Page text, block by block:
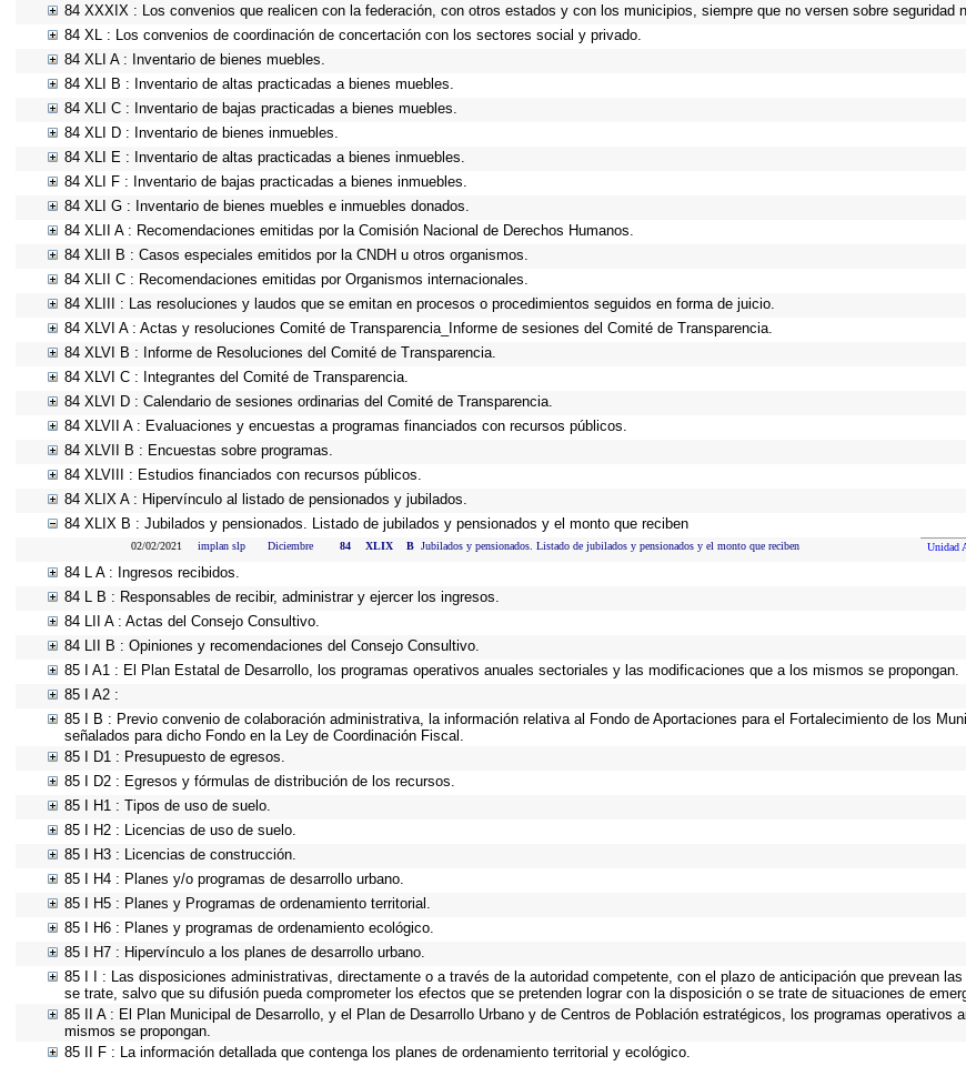
84 XXXIX : Los convenios que realicen con la federación, con otros estados y con los municipios, siempre que no versen sobre seguridad
84 XL : Los convenios de coordinación de concertación con los sectores social y privado.
84 XLI A : Inventario de bienes muebles.
84 XLI B : Inventario de altas practicadas a bienes muebles.
84 XLI C : Inventario de bajas practicadas a bienes muebles.
84 XLI D : Inventario de bienes inmuebles.
84 XLI E : Inventario de altas practicadas a bienes inmuebles.
84 XLI F : Inventario de bajas practicadas a bienes inmuebles.
84 XLI G : Inventario de bienes muebles e inmuebles donados.
84 XLII A : Recomendaciones emitidas por la Comisión Nacional de Derechos Humanos.
84 XLII B : Casos especiales emitidos por la CNDH u otros organismos.
84 XLII C : Recomendaciones emitidas por Organismos internacionales.
84 XLIII : Las resoluciones y laudos que se emitan en procesos o procedimientos seguidos en forma de juicio.
84 XLVI A : Actas y resoluciones Comité de Transparencia_Informe de sesiones del Comité de Transparencia.
84 XLVI B : Informe de Resoluciones del Comité de Transparencia.
84 XLVI C : Integrantes del Comité de Transparencia.
84 XLVI D : Calendario de sesiones ordinarias del Comité de Transparencia.
84 XLVII A : Evaluaciones y encuestas a programas financiados con recursos públicos.
84 XLVII B : Encuestas sobre programas.
84 XLVIII : Estudios financiados con recursos públicos.
84 XLIX A : Hipervínculo al listado de pensionados y jubilados.
84 XLIX B : Jubilados y pensionados. Listado de jubilados y pensionados y el monto que reciben
02/02/2021 implan slp Diciembre 84 XLIX B Jubilados y pensionados. Listado de jubilados y pensionados y el monto que reciben Unidad
84 L A : Ingresos recibidos.
84 L B : Responsables de recibir, administrar y ejercer los ingresos.
84 LII A : Actas del Consejo Consultivo.
84 LII B : Opiniones y recomendaciones del Consejo Consultivo.
85 I A1 : El Plan Estatal de Desarrollo, los programas operativos anuales sectoriales y las modificaciones que a los mismos se propongan.
85 I A2 :
85 I B : Previo convenio de colaboración administrativa, la información relativa al Fondo de Aportaciones para el Fortalecimiento de los
señalados para dicho Fondo en la Ley de Coordinación Fiscal.
85 I D1 : Presupuesto de egresos.
85 I D2 : Egresos y fórmulas de distribución de los recursos.
85 I H1 : Tipos de uso de suelo.
85 I H2 : Licencias de uso de suelo.
85 I H3 : Licencias de construcción.
85 I H4 : Planes y/o programas de desarrollo urbano.
85 I H5 : Planes y Programas de ordenamiento territorial.
85 I H6 : Planes y programas de ordenamiento ecológico.
85 I H7 : Hipervínculo a los planes de desarrollo urbano.
85 I I : Las disposiciones administrativas, directamente o a través de la autoridad competente, con el plazo de anticipación que prevean
se trate, salvo que su difusión pueda comprometer los efectos que se pretenden lograr con la disposición o se trate de situaciones de
85 II A : El Plan Municipal de Desarrollo, y el Plan de Desarrollo Urbano y de Centros de Población estratégicos, los programas operativos
mismos se propongan.
85 II F : La información detallada que contenga los planes de ordenamiento territorial y ecológico.